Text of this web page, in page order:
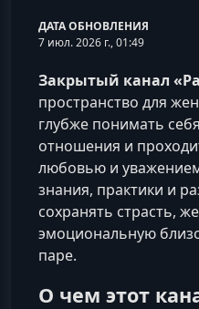
ДАТА ОБНОВЛЕНИЯ
7 июл. 2026 г., 01:49
Закрытый канал
пространство для
глубже понимать
отношения и
любовью и
знания, практики и
сохранять страсть,
эмоциональную
паре.
О чем этот